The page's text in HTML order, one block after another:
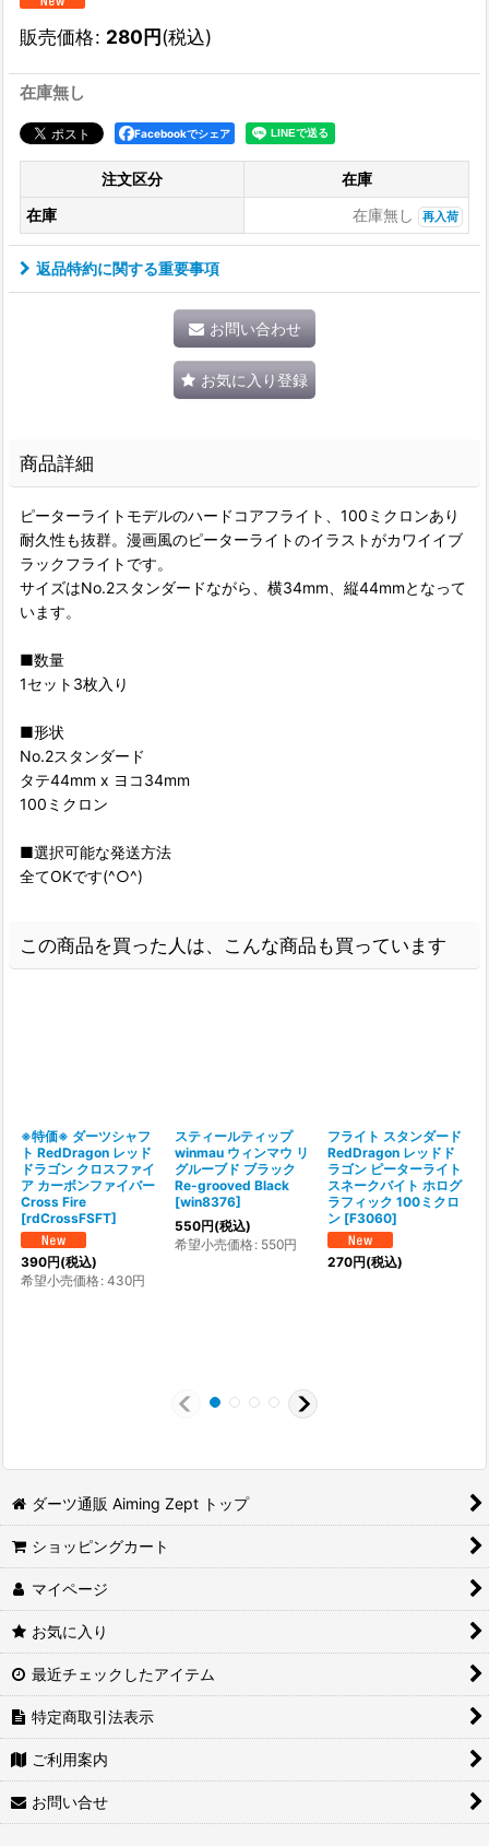
販売価格: 280円(税込)
在庫無し
Facebookでシェア
注文区分
在庫
在庫
在庫無し 再入荷
返品特約に関する重要事項
お問い合わせ
お気に入り登録
商品詳細
ピーターライトモデルのハードコアフライト、100ミクロンあり
耐久性も抜群。漫画風のピーターライトのイラストがカワイイブ
ラックフライトです。
サイズはNo.2スタンダードながら、横34mm、縦44mmとなって
います。
■数量
1セット3枚入り
■形状
No.2スタンダード
タテ44mm x ヨコ34mm
100ミクロン
■選択可能な発送方法
全てOKです(^○^)
この商品を買った人は、こんな商品も買っています
※特価※ ダーツシャフ
ト RedDragon レッド
ドラゴン クロスファイ
ア カーボンファイバー
Cross Fire
[rdCrossFSFT]
390円(税込)
希望小売価格: 430円
スティールティップ
winmau ウィンマウ リ
グルーブド ブラック
Re-grooved Black
[win8376]
550円(税込)
希望小売価格: 550円
フライト スタンダード
RedDragon レッドド
ラゴン ピーターライト
スネークバイト ホログ
ラフィック 100ミクロ
ン [F3060]
270円(税込)
ダーツ通販 Aiming Zept トップ
ショッピングカート
マイページ
お気に入り
最近チェックしたアイテム
特定商取引法表示
ご利用案内
お問い合せ